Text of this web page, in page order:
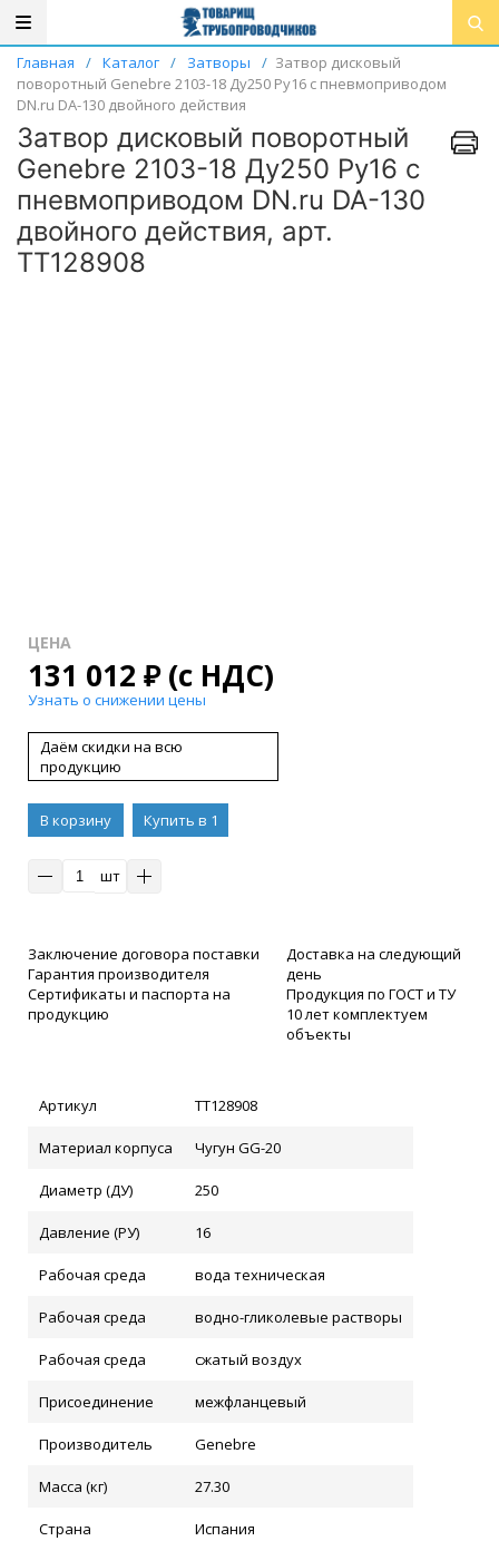
Главная / Каталог / Затворы / Затвор дисковый
поворотный Genebre 2103-18 Ду250 Ру16 с пневмоприводом
DN.ru DA-130 двойного действия
Затвор дисковый поворотный
Genebre 2103-18 Ду250 Ру16 с
пневмоприводом DN.ru DA-130
двойного действия, арт.
ТТ128908
ЦЕНА
131 012 ₽(с НДС)
Узнать о снижении цены
Даём скидки на всю
продукцию
В корзину
Купить в 1
шт
Заключение договора поставки
Гарантия производителя
Сертификаты и паспорта на
продукцию
Доставка на следующий
день
Продукция по ГОСТ и ТУ
10 лет комплектуем
объекты
Артикул ТТ128908
Материал корпуса Чугун GG-20
Диаметр (ДУ) 250
Давление (РУ) 16
Рабочая среда вода техническая
Рабочая среда водно-гликолевые растворы
Рабочая среда сжатый воздух
Присоединение межфланцевый
Производитель Genebre
Масса (кг) 27.30
Страна Испания